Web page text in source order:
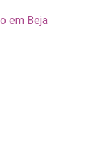
em Beja